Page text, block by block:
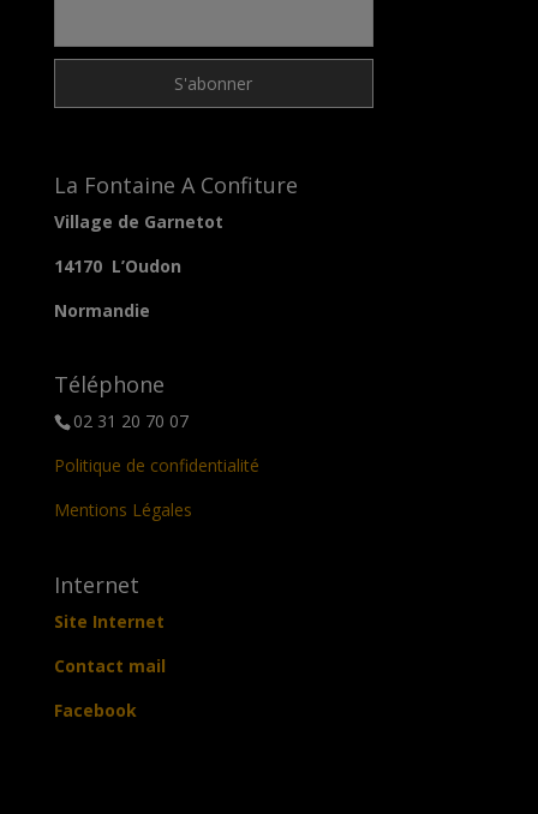
La Fontaine A Confiture
Village de Garnetot
14170 L’Oudon
Normandie
Téléphone
02 31 20 70 07
Politique de confidentialité
Mentions Légales
Internet
Site Internet
Contact mail
Facebook